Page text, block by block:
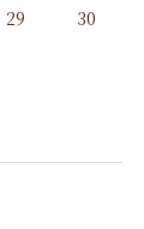
29
30